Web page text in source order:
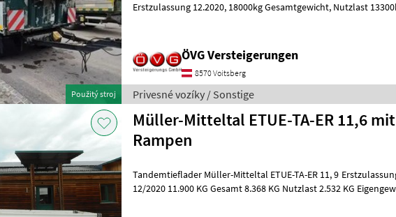
Použitý stroj
Erstzulassung 12.2020, 18000kg Gesamtgewicht, Nutzlast 13300kg, mit
ÖVG Versteigerungen
8570 Voitsberg
Privesné vozíky / Sonstige
Müller-Mitteltal ETUE-TA-ER 11,6 mit
Rampen
Tandemtieflader Müller-Mitteltal ETUE-TA-ER 11, 9 Erstzulassung
12/2020 11.900 KG Gesamt 8.368 KG Nutzlast 2.532 KG Eigengewicht -